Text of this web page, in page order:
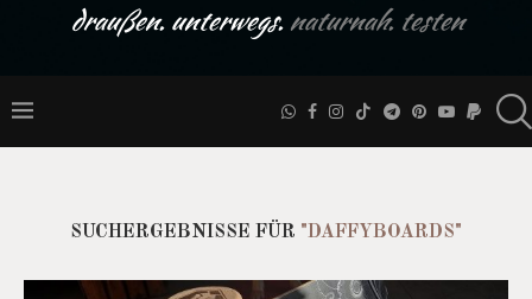
draußen. unterwegs.naturnah. testen
SUCHERGEBNISSE FÜR "DAFFYBOARDS"